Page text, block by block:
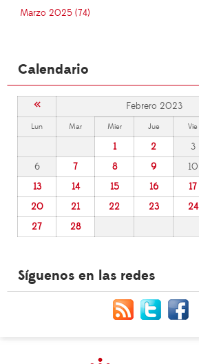
Marzo 2025 (74)
Calendario
« Febrero 2023
Lun Mar Mier Jue Vie
1 2 3
6
7 8 9 10
13
14 15 16 17
20
21 22 23 24
27
28
Síguenos en las redes